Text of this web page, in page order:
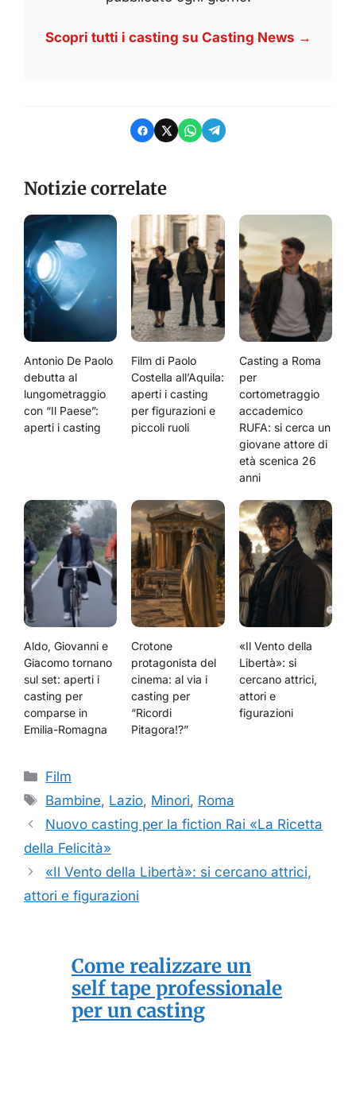
Scopri tutti i casting su Casting News →
Notizie correlate
Antonio De Paolo
debutta al
lungometraggio
con “Il Paese”:
aperti i casting
Film di Paolo
Costella all’Aquila:
aperti i casting
per figurazioni e
piccoli ruoli
Casting a Roma
per
cortometraggio
accademico
RUFA: si cerca un
giovane attore di
età scenica 26
anni
Aldo, Giovanni e
Giacomo tornano
sul set: aperti i
casting per
comparse in
Emilia-Romagna
Crotone
protagonista del
cinema: al via i
casting per
“Ricordi
Pitagora!?”
«Il Vento della
Libertà»: si
cercano attrici,
attori e
figurazioni
Categorie
Film
Tag
Bambine, Lazio, Minori, Roma
Nuovo casting per la fiction Rai «La Ricetta
della Felicità»
«Il Vento della Libertà»: si cercano attrici,
attori e figurazioni
Come realizzare un
self tape professionale
per un casting